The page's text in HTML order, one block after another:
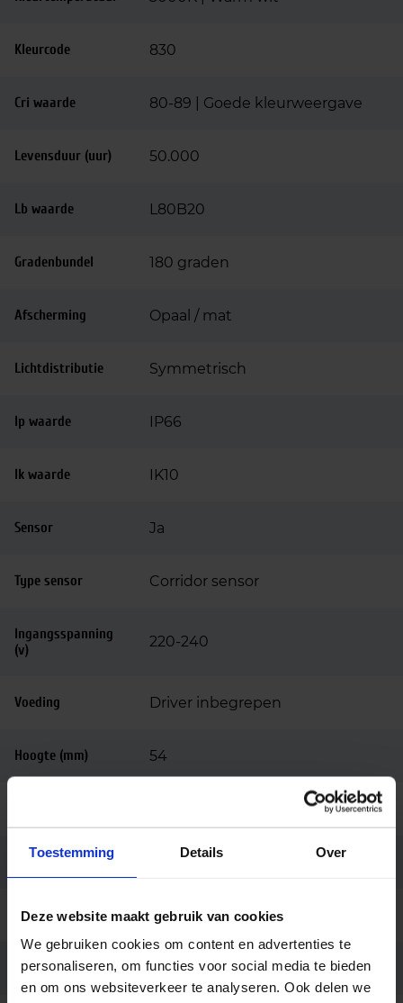
Toestemming Details Over
Deze website maakt gebruik van cookies
We gebruiken cookies om content en advertenties te
personaliseren, om functies voor social media te bieden
en om ons websiteverkeer te analyseren. Ook delen we
Kleurcode 830
Cri waarde 80-89 | Goede kleurweergave
Levensduur (uur) 50.000
Lb waarde L80B20
Gradenbundel 180 graden
Afscherming Opaal / mat
Lichtdistributie Symmetrisch
Ip waarde IP66
Ik waarde IK10
Sensor Ja
Type sensor Corridor sensor
Ingangsspanning
(v)
220-240
Voeding Driver inbegrepen
Hoogte (mm) 54
Behuizing Polycarbonaat
Kleur Wit
Montage Opbouw